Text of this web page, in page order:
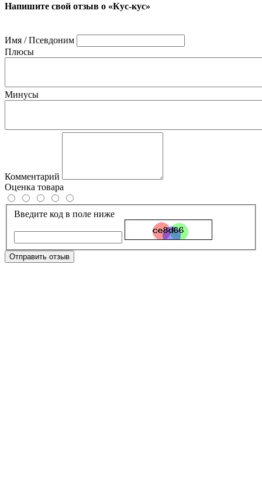
Напишите свой отзыв о «Кус-кус»
Имя / Псевдоним
Плюсы
Минусы
Комментарий
Оценка товара
Введите код в поле ниже
Отправить отзыв